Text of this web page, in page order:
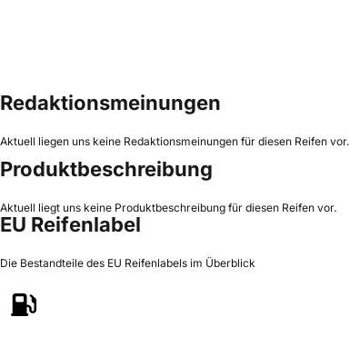
Redaktionsmeinungen
Aktuell liegen uns keine Redaktionsmeinungen für diesen Reifen vor.
Produktbeschreibung
Aktuell liegt uns keine Produktbeschreibung für diesen Reifen vor.
EU Reifenlabel
Die Bestandteile des EU Reifenlabels im Überblick